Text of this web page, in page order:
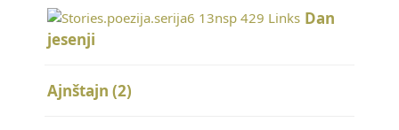
Dan
jesenji
Ajnštajn (2)